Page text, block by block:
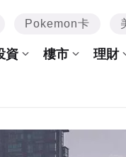
Pokemon卡
資 樓市 理財